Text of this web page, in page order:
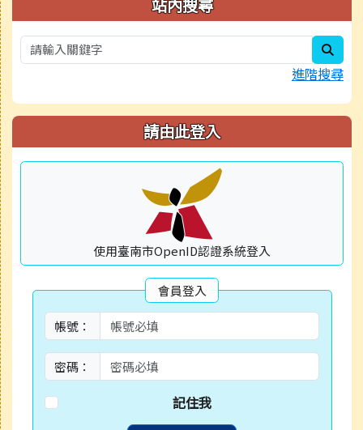
站內搜尋
進階搜尋
請由此登入
使用臺南市OpenID認證系統登入
會員登入
帳號：
密碼：
記住我